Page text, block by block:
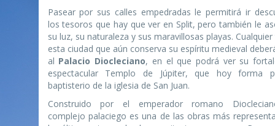
Pasear por sus calles empedradas le permitirá ir
los tesoros que hay que ver en Split, pero también le
su luz, su naturaleza y sus maravillosas playas.
esta ciudad que aún conserva su espíritu medieval
al Palacio Diocleciano, en el que podrá ver su
espectacular Templo de Júpiter, que hoy forma
baptisterio de la iglesia de San Juan.
Construido por el emperador romano
complejo palaciego es una de las obras más